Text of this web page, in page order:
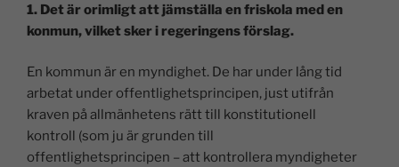
1. Det är orimligt att jämställa en friskola med en
konmun, vilket sker i regeringens förslag.
En kommun är en myndighet. De har under lång tid
arbetat under offentlighetsprincipen, just utifrån
kraven på allmänhetens rätt till konstitutionell
kontroll (som ju är grunden till
offentlighetsprincipen – att kontrollera myndigheter